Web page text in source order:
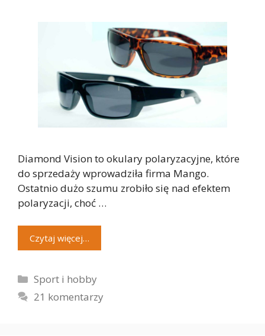
Diamond Vision to okulary polaryzacyjne, które
do sprzedaży wprowadziła firma Mango.
Ostatnio dużo szumu zrobiło się nad efektem
polaryzacji, choć …
Czytaj więcej…
Kategorie
Sport i hobby
21 komentarzy